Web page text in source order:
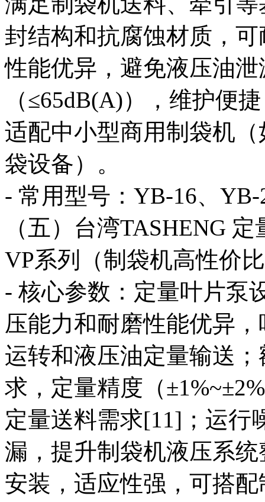
封结构和抗腐蚀材质，
性能优异，避免液压油
（≤65dB(A)），维护便
适配中小型商用制袋机
袋设备）。
- 常用型号：YB-16、
（五）台湾TASHENG
VP系列（制袋机高性价
- 核心参数：定量叶片泵
压能力和耐磨性能优异
运转和液压油定量输送
求，定量精度（
定量送料需求[11]；运行
漏，提升制袋机液压系
安装，适应性强，可搭